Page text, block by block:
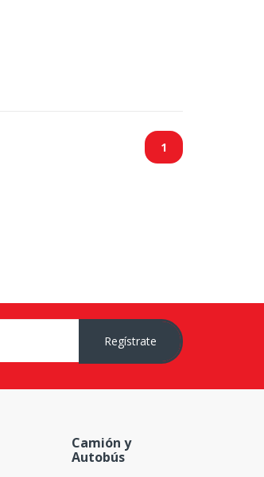
1
Regístrate
Camión y
Autobús